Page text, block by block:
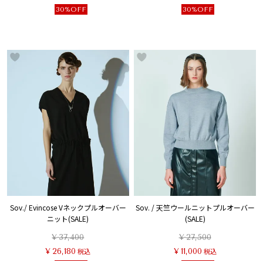
30%OFF 30%OFF
Sov./ Evincose Vネックプルオーバー
ニット(SALE)
¥37,400
¥ 26,180 税込
Sov. / 天竺ウールニットプルオーバー
(SALE)
¥27,500
¥ 11,000 税込